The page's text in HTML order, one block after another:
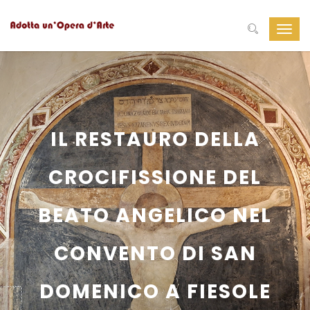
IL RESTAURO DELLA
CROCIFISSIONE DEL
BEATO ANGELICO NEL
CONVENTO DI SAN
DOMENICO A FIESOLE